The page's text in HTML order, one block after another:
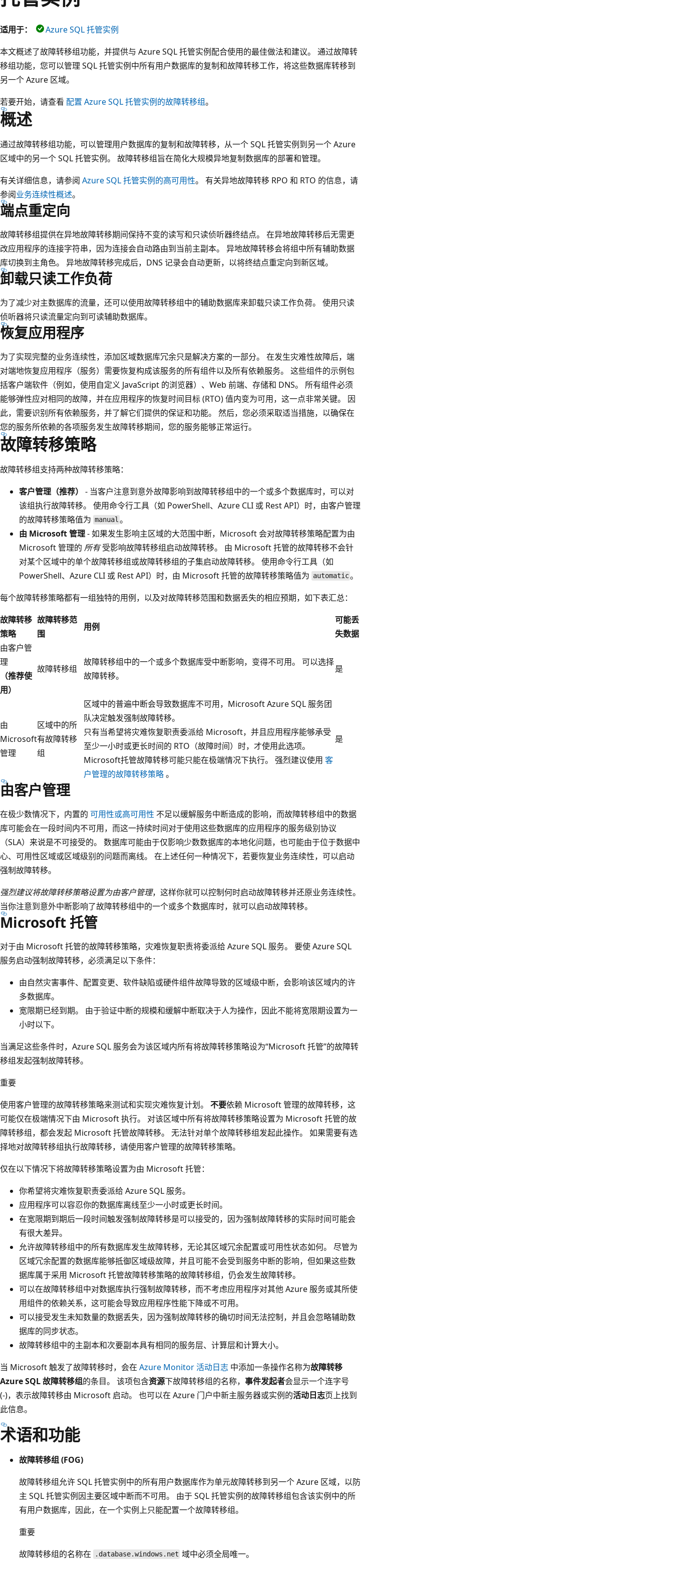
适用于：
Azure SQL 托管实例
本文概述了故障转移组功能，并提供与 Azure SQL 托管实例配合使用的最佳做法和建议。 通过故障转
移组功能，您可以管理 SQL 托管实例中所有用户数据库的复制和故障转移工作，将这些数据库转移到
另一个 Azure 区域。
若要开始，请查看 配置 Azure SQL 托管实例的故障转移组。
概述
通过故障转移组功能，可以管理用户数据库的复制和故障转移，从一个 SQL 托管实例到另一个 Azure
区域中的另一个 SQL 托管实例。 故障转移组旨在简化大规模异地复制数据库的部署和管理。
有关详细信息，请参阅 Azure SQL 托管实例的高可用性。 有关异地故障转移 RPO 和 RTO 的信息，请
参阅业务连续性概述。
端点重定向
故障转移组提供在异地故障转移期间保持不变的读写和只读侦听器终结点。 在异地故障转移后无需更
改应用程序的连接字符串，因为连接会自动路由到当前主副本。 异地故障转移会将组中所有辅助数据
库切换到主角色。 异地故障转移完成后，DNS 记录会自动更新，以将终结点重定向到新区域。
卸载只读工作负荷
为了减少对主数据库的流量，还可以使用故障转移组中的辅助数据库来卸载只读工作负荷。 使用只读
侦听器将只读流量定向到可读辅助数据库。
恢复应用程序
为了实现完整的业务连续性，添加区域数据库冗余只是解决方案的一部分。 在发生灾难性故障后，端
对端地恢复应用程序（服务）需要恢复构成该服务的所有组件以及所有依赖服务。 这些组件的示例包
括客户端软件（例如，使用自定义 JavaScript 的浏览器）、Web 前端、存储和 DNS。 所有组件必须
能够弹性应对相同的故障，并在应用程序的恢复时间目标 (RTO) 值内变为可用，这一点非常关键。 因
此，需要识别所有依赖服务，并了解它们提供的保证和功能。 然后，您必须采取适当措施，以确保在
您的服务所依赖的各项服务发生故障转移期间，您的服务能够正常运行。
故障转移策略
故障转移组支持两种故障转移策略：
客户管理（推荐）
- 当客户注意到意外故障影响到故障转移组中的一个或多个数据库时，可以对
该组执行故障转移。 使用命令行工具（如 PowerShell、Azure CLI 或 Rest API）时，由客户管理
的故障转移策略值为 manual 。
由 Microsoft 管理- 如果发生影响主区域的大范围中断，Microsoft 会对故障转移策略配置为由
Microsoft 管理的 所有受影响故障转移组启动故障转移。 由 Microsoft 托管的故障转移不会针
对某个区域中的单个故障转移组或故障转移组的子集启动故障转移。 使用命令行工具（如
PowerShell、Azure CLI 或 Rest API）时，由 Microsoft 托管的故障转移策略值为 automatic。
每个故障转移策略都有一组独特的用例，以及对故障转移范围和数据丢失的相应预期，如下表汇总：
故障转移
策略
故障转移范
围
用例
可能丢
失数据
由客户管
理
（推荐使
用）
故障转移组
故障转移组中的一个或多个数据库受中断影响，变得不可用。 可以选择
故障转移。
是
由
Microsoft
管理
区域中的所
有故障转移
组
区域中的普遍中断会导致数据库不可用，Microsoft Azure SQL 服务团
队决定触发强制故障转移。
只有当希望将灾难恢复职责委派给 Microsoft，并且应用程序能够承受
至少一小时或更长时间的 RTO（故障时间）时，才使用此选项。
Microsoft托管故障转移可能只能在极端情况下执行。 强烈建议使用 客
户管理的故障转移策略。
是
由客户管理
在极少数情况下，内置的 可用性或高可用性 不足以缓解服务中断造成的影响，而故障转移组中的数据
库可能会在一段时间内不可用，而这一持续时间对于使用这些数据库的应用程序的服务级别协议
（SLA）来说是不可接受的。 数据库可能由于仅影响少数数据库的本地化问题，也可能由于位于数据中
心、可用性区域或区域级别的问题而离线。 在上述任何一种情况下，若要恢复业务连续性，可以启动
强制故障转移。
强烈建议将故障转移策略设置为由客户管理，这样你就可以控制何时启动故障转移并还原业务连续性。
当你注意到意外中断影响了故障转移组中的一个或多个数据库时，就可以启动故障转移。
Microsoft 托管
对于由 Microsoft 托管的故障转移策略，灾难恢复职责将委派给 Azure SQL 服务。 要使 Azure SQL
服务启动强制故障转移，必须满足以下条件：
由自然灾害事件、配置变更、软件缺陷或硬件组件故障导致的区域级中断，会影响该区域内的许
多数据库。
宽限期已经到期。 由于验证中断的规模和缓解中断取决于人为操作，因此不能将宽限期设置为一
小时以下。
当满足这些条件时，Azure SQL 服务会为该区域内所有将故障转移策略设为“Microsoft 托管”的故障转
移组发起强制故障转移。
重要
使用客户管理的故障转移策略来测试和实现灾难恢复计划。 不要依赖 Microsoft 管理的故障转移，这
可能仅在极端情况下由 Microsoft 执行。 对该区域中所有将故障转移策略设置为 Microsoft 托管的故
障转移组，都会发起 Microsoft 托管故障转移。 无法针对单个故障转移组发起此操作。 如果需要有选
择地对故障转移组执行故障转移，请使用客户管理的故障转移策略。
仅在以下情况下将故障转移策略设置为由 Microsoft 托管：
你希望将灾难恢复职责委派给 Azure SQL 服务。
应用程序可以容忍你的数据库离线至少一小时或更长时间。
在宽限期到期后一段时间触发强制故障转移是可以接受的，因为强制故障转移的实际时间可能会
有很大差异。
允许故障转移组中的所有数据库发生故障转移，无论其区域冗余配置或可用性状态如何。 尽管为
区域冗余配置的数据库能够抵御区域级故障，并且可能不会受到服务中断的影响，但如果这些数
据库属于采用 Microsoft 托管故障转移策略的故障转移组，仍会发生故障转移。
可以在故障转移组中对数据库执行强制故障转移，而不考虑应用程序对其他 Azure 服务或其所使
用组件的依赖关系，这可能会导致应用程序性能下降或不可用。
可以接受发生未知数量的数据丢失，因为强制故障转移的确切时间无法控制，并且会忽略辅助数
据库的同步状态。
故障转移组中的主副本和次要副本具有相同的服务层、计算层和计算大小。
当 Microsoft 触发了故障转移时，会在 Azure Monitor 活动日志 中添加一条操作名称为故障转移
Azure SQL 故障转移组的条目。 该项包含资源下故障转移组的名称， 事件发起者会显示一个连字号
(-)，表示故障转移由 Microsoft 启动。 也可以在 Azure 门户中新主服务器或实例的活动日志页上找到
此信息。
术语和功能
故障转移组 (FOG)
故障转移组允许 SQL 托管实例中的所有用户数据库作为单元故障转移到另一个 Azure 区域，以防
主 SQL 托管实例因主要区域中断而不可用。 由于 SQL 托管实例的故障转移组包含该实例中的所
有用户数据库，因此，在一个实例上只能配置一个故障转移组。
重要
故障转移组的名称在
.database.windows.net 域中必须全局唯一。